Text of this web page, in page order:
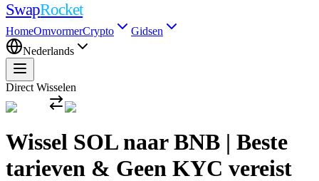
SwapRocket
HomeOmvormerCrypto
Gidsen
Nederlands
Direct Wisselen
Wissel SOL naar BNB | Beste
tarieven & Geen KYC vereist